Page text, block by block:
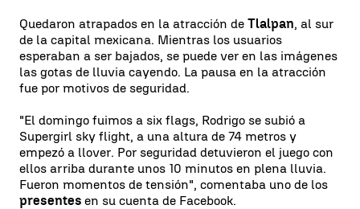
Quedaron atrapados en la atracción de Tlalpan, al sur
de la capital mexicana. Mientras los usuarios
esperaban a ser bajados, se puede ver en las imágenes
las gotas de lluvia cayendo. La pausa en la atracción
fue por motivos de seguridad.
"El domingo fuimos a six flags, Rodrigo se subió a
Supergirl sky flight, a una altura de 74 metros y
empezó a llover. Por seguridad detuvieron el juego con
ellos arriba durante unos 10 minutos en plena lluvia.
Fueron momentos de tensión", comentaba uno de los
presentes en su cuenta de Facebook.